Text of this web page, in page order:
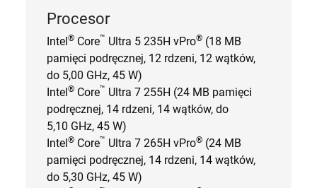
Procesor
Intel ®Core™ Ultra 5 235H vPro®(18 MB
pamięci podręcznej, 12 rdzeni, 12 wątków,
do 5,00 GHz, 45 W)
Intel ®Core™ Ultra 7 255H (24 MB pamięci
podręcznej, 14 rdzeni, 14 wątków, do
5,10 GHz, 45 W)
Intel ®Core™ Ultra 7 265H vPro®(24 MB
pamięci podręcznej, 14 rdzeni, 14 wątków,
do 5,30 GHz, 45 W)